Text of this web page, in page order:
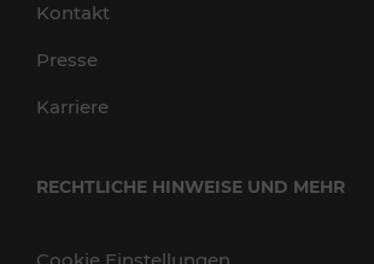
Kontakt
Presse
Karriere
RECHTLICHE HINWEISE UND MEHR